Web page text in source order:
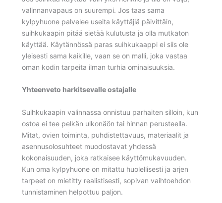
valinnanvapaus on suurempi. Jos taas sama
kylpyhuone palvelee useita käyttäjiä päivittäin,
suihkukaapin pitää sietää kulutusta ja olla mutkaton
käyttää. Käytännössä paras suihkukaappi ei siis ole
yleisesti sama kaikille, vaan se on malli, joka vastaa
oman kodin tarpeita ilman turhia ominaisuuksia.
Yhteenveto harkitsevalle ostajalle
Suihkukaapin valinnassa onnistuu parhaiten silloin, kun
ostoa ei tee pelkän ulkonäön tai hinnan perusteella.
Mitat, ovien toiminta, puhdistettavuus, materiaalit ja
asennusolosuhteet muodostavat yhdessä
kokonaisuuden, joka ratkaisee käyttömukavuuden.
Kun oma kylpyhuone on mitattu huolellisesti ja arjen
tarpeet on mietitty realistisesti, sopivan vaihtoehdon
tunnistaminen helpottuu paljon.